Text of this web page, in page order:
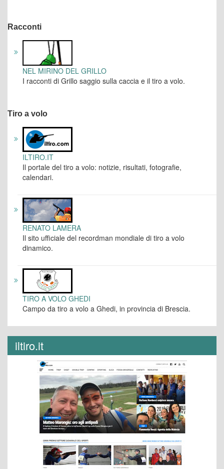
Racconti
NEL MIRINO DEL GRILLO
I racconti di Grillo saggio sulla caccia e il tiro a volo.
Tiro a volo
ILTIRO.IT
Il portale del tiro a volo: notizie, risultati, fotografie,
calendari.
RENATO LAMERA
Il sito ufficiale del recordman mondiale di tiro a volo
dinamico.
TIRO A VOLO GHEDI
Campo da tiro a volo a Ghedi, in provincia di Brescia.
iltiro.it